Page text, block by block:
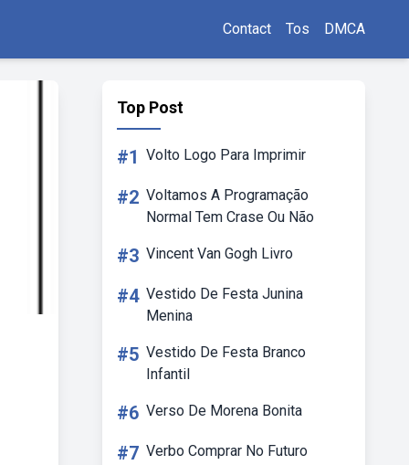
Contact Tos DMCA
Top Post
#1 Volto Logo Para Imprimir
#2 Voltamos A Programação
Normal Tem Crase Ou Não
#3 Vincent Van Gogh Livro
#4 Vestido De Festa Junina
Menina
#5 Vestido De Festa Branco
Infantil
#6 Verso De Morena Bonita
#7 Verbo Comprar No Futuro